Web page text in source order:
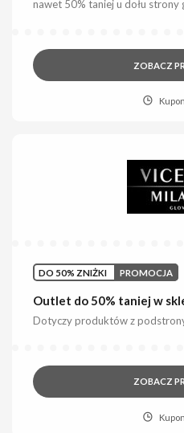
nawet 50% taniej u dołu strony
ZOBACZ
DO 50% ZNIŻKI PROMOCJA
Outlet do 50% taniej w
Dotyczy produktów z
ZOBACZ